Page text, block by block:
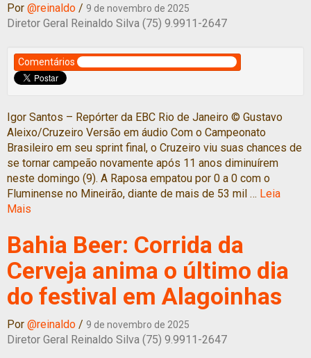
Por @reinaldo / 9 de novembro de 2025
Diretor Geral Reinaldo Silva (75) 9.9911-2647
Comentários
Igor Santos – Repórter da EBC Rio de Janeiro © Gustavo
Aleixo/Cruzeiro Versão em áudio Com o Campeonato
Brasileiro em seu sprint final, o Cruzeiro viu suas chances de
se tornar campeão novamente após 11 anos diminuírem
neste domingo (9). A Raposa empatou por 0 a 0 com o
Fluminense no Mineirão, diante de mais de 53 mil … Leia
Mais
Bahia Beer: Corrida da
Cerveja anima o último dia
do festival em Alagoinhas
Por @reinaldo / 9 de novembro de 2025
Diretor Geral Reinaldo Silva (75) 9.9911-2647